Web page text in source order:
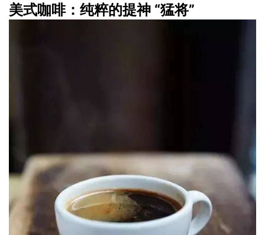
美式咖啡：纯粹的提神 “猛将”